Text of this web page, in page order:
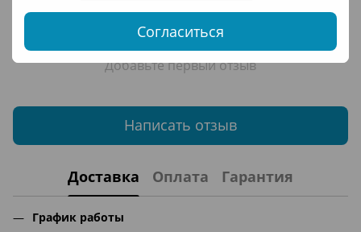
Согласиться
Добавьте первый отзыв
Написать отзыв
Доставка Оплата Гарантия
График работы